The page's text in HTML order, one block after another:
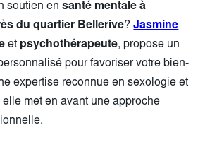
soutien ensanté mentale à
du quartier Bellerive?Jasmine
et psychothérapeute, propose un
pour favoriser votre bien-
expertise reconnue en sexologie et
met en avant une approche